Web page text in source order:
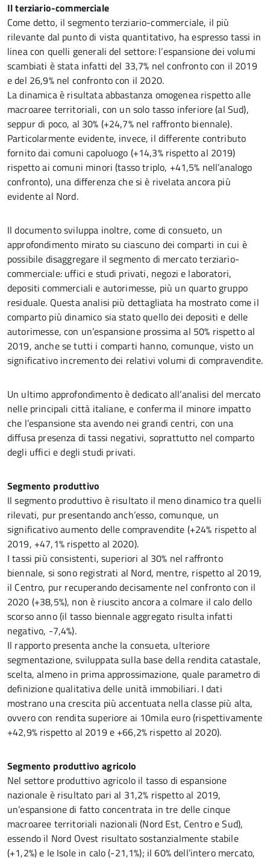
Il terziario-commerciale
Come detto, il segmento terziario-commerciale, il più
rilevante dal punto di vista quantitativo, ha espresso tassi in
linea con quelli generali del settore: l’espansione dei volumi
scambiati è stata infatti del 33,7% nel confronto con il 2019
e del 26,9% nel confronto con il 2020.
La dinamica è risultata abbastanza omogenea rispetto alle
macroaree territoriali, con un solo tasso inferiore (al Sud),
seppur di poco, al 30% (+24,7% nel raffronto biennale).
Particolarmente evidente, invece, il differente contributo
fornito dai comuni capoluogo (+14,3% rispetto al 2019)
rispetto ai comuni minori (tasso triplo, +41,5% nell’analogo
confronto), una differenza che si è rivelata ancora più
evidente al Nord.
Il documento sviluppa inoltre, come di consueto, un
approfondimento mirato su ciascuno dei comparti in cui è
possibile disaggregare il segmento di mercato terziario-
commerciale: uffici e studi privati, negozi e laboratori,
depositi commerciali e autorimesse, più un quarto gruppo
residuale. Questa analisi più dettagliata ha mostrato come il
comparto più dinamico sia stato quello dei depositi e delle
autorimesse, con un’espansione prossima al 50% rispetto al
2019, anche se tutti i comparti hanno, comunque, visto un
significativo incremento dei relativi volumi di compravendite.
Un ultimo approfondimento è dedicato all’analisi del mercato
nelle principali città italiane, e conferma il minore impatto
che l’espansione sta avendo nei grandi centri, con una
diffusa presenza di tassi negativi, soprattutto nel comparto
degli uffici e degli studi privati.
Segmento produttivo
Il segmento produttivo è risultato il meno dinamico tra quelli
rilevati, pur presentando anch’esso, comunque, un
significativo aumento delle compravendite (+24% rispetto al
2019, +47,1% rispetto al 2020).
I tassi più consistenti, superiori al 30% nel raffronto
biennale, si sono registrati al Nord, mentre, rispetto al 2019,
il Centro, pur recuperando decisamente nel confronto con il
2020 (+38,5%), non è riuscito ancora a colmare il calo dello
scorso anno (il tasso biennale aggregato risulta infatti
negativo, -7,4%).
Il rapporto presenta anche la consueta, ulteriore
segmentazione, sviluppata sulla base della rendita catastale,
scelta, almeno in prima approssimazione, quale parametro di
definizione qualitativa delle unità immobiliari. I dati
mostrano una crescita più accentuata nella classe più alta,
ovvero con rendita superiore ai 10mila euro (rispettivamente
+42,9% rispetto al 2019 e +66,2% rispetto al 2020).
Segmento produttivo agricolo
Nel settore produttivo agricolo il tasso di espansione
nazionale è risultato pari al 31,2% rispetto al 2019,
un’espansione di fatto concentrata in tre delle cinque
macroaree territoriali nazionali (Nord Est, Centro e Sud),
essendo il Nord Ovest risultato sostanzialmente stabile
(+1,2%) e le Isole in calo (-21,1%); il 60% dell’intero mercato,